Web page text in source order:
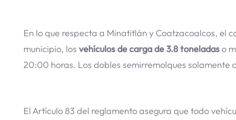
En lo que respecta a Minatitlán y Coatzacoalcos, el
municipio, los vehículos de carga de 3.8 toneladaso
20:00 horas. Los dobles semirremolques
El Artículo 83 del reglamento asegura que todo